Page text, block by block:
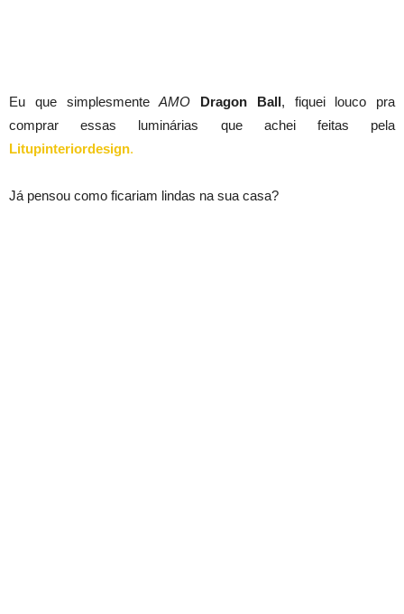
Eu que simplesmenteAMO Dragon Ball, fiquei louco pra
comprar essas luminárias que achei feitas pela
Litupinteriordesign.
Já pensou como ficariam lindas na sua casa?